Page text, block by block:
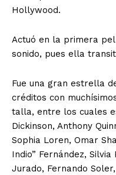
Hollywood.
Actuó en la primera
sonido, pues ella
Fue una gran estrella
créditos con
talla, entre los cuales
Dickinson, Anthony
Sophia Loren, Omar
Indio” Fernández,
Jurado, Fernando